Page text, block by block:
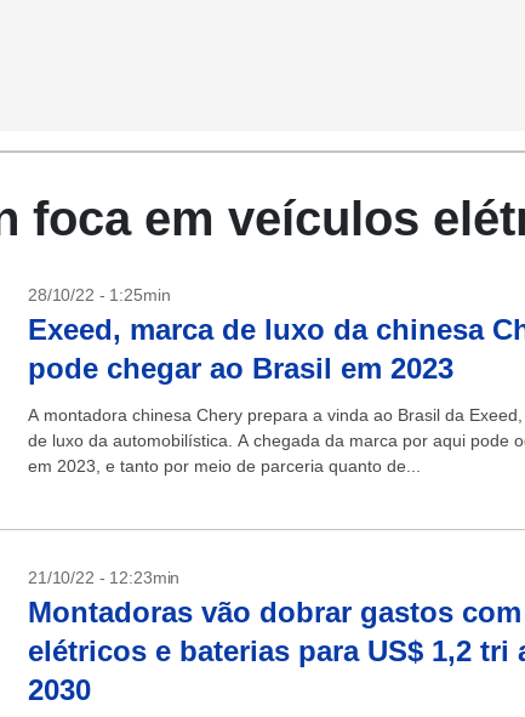
foca em veículos
28/10/22 - 1:25min
Exeed, marca de luxo da chinesa
pode chegar ao Brasil em 2023
A montadora chinesa Chery prepara a vinda ao Brasil da
de luxo da automobilística. A chegada da marca por aqui pode
em 2023, e tanto por meio de parceria quanto de...
21/10/22 - 12:23min
Montadoras vão dobrar gastos com
elétricos e baterias para US$ 1,2 tri
2030